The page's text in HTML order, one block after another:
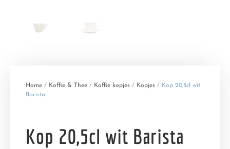
Home / Koffie & Thee / Koffie kopjes / Kopjes / Kop 20,5cl wit
Barista
Kop 20,5cl wit Barista